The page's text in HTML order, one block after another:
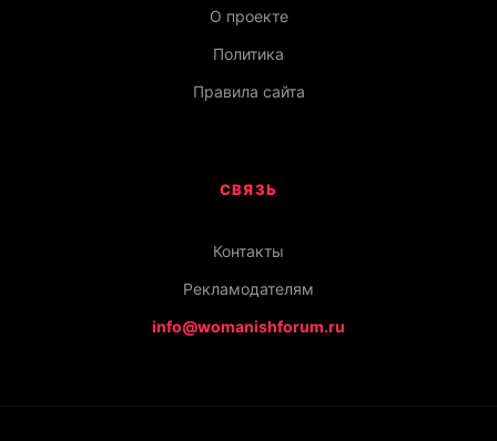
О проекте
Политика
Правила сайта
СВЯЗЬ
Контакты
Рекламодателям
info@womanishforum.ru